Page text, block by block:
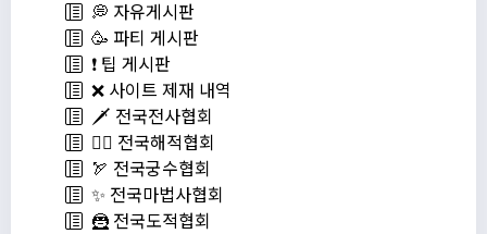
💭 자유게시판
🥳 파티 게시판
❗️ 팁 게시판
❌ 사이트 제재 내역
🗡️ 전국전사협회
🏴‍☠️ 전국해적협회
🏹 전국궁수협회
✨ 전국마법사협회
🦹 전국도적협회